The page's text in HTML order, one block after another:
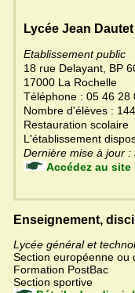
Lycée Jean Dautet
Etablissement public
18 rue Delayant, BP
17000 La Rochelle
Téléphone : 05 46 28
Nombre d'élèves :
Restauration scolaire
L'établissement
Enseignement,
Lycée général et
Section européenne ou
Formation PostBac
Section sportive